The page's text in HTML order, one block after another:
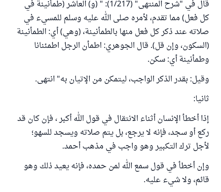
قال في "شرح المنتهى" (1/217): " (و) العاشر (طمأنينة في
كل فعل) مما تقدم، لأمره صلى الله عليه وسلم للمسيء في
صلاته عند ذكر كل فعل منها بالطمأنينة، (وهي) أي: الطمأنينة
(السكون، وإن قل). قال الجوهري: اطمأن الرجل اطمئنانا
وطمأنينة أي: سكن.
وقيل: بقدر الذكر الواجب، ليتمكن من الإتيان به" انتهى.
ثانيا:
إذا أخطأ الإنسان أثناء الانتقال في قول الله أكبر ، فإن كان قد
ركع أو سجد، فإنه لا يرجع، بل يتم صلاته ويسجد للسهو؛
لأجل ترك التكبير وهو واجب في مذهب أحمد.
وإن أخطأ في قول سمع الله لمن حمده، فإنه يعيد ذلك وهو
قائم، ولا شيء عليه.